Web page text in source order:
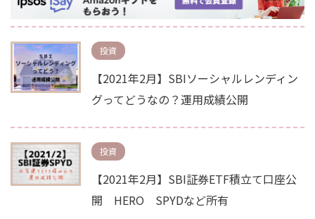
投資
【2021年2月】SBIソーシャルレンディン
グってどうなの？運用成績公開
投資
【2021年2月】SBI証券ETF積立て口座公
開 HERO SPYDなど所有